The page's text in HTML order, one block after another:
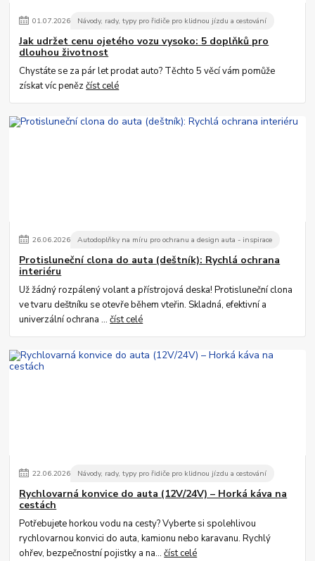
01.07.2026 Návody, rady, typy pro řidiče pro klidnou jízdu a cestování
Jak udržet cenu ojetého vozu vysoko: 5 doplňků pro
dlouhou životnost
Chystáte se za pár let prodat auto? Těchto 5 věcí vám pomůže
získat víc penězčíst celé
26.06.2026 Autodoplňky na míru pro ochranu a design auta - inspirace
Protisluneční clona do auta (deštník): Rychlá ochrana
interiéru
Už žádný rozpálený volant a přístrojová deska! Protisluneční clona
ve tvaru deštníku se otevře během vteřin. Skladná, efektivní a
univerzální ochrana ...číst celé
22.06.2026 Návody, rady, typy pro řidiče pro klidnou jízdu a cestování
Rychlovarná konvice do auta (12V/24V) – Horká káva na
cestách
Potřebujete horkou vodu na cesty? Vyberte si spolehlivou
rychlovarnou konvici do auta, kamionu nebo karavanu. Rychlý
ohřev, bezpečnostní pojistky a na...číst celé